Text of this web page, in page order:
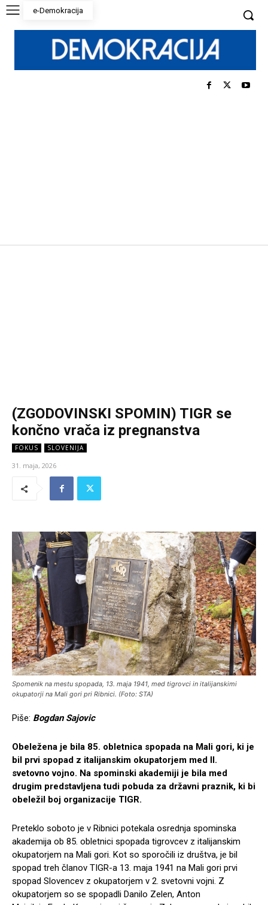
e-Demokracija
(ZGODOVINSKI SPOMIN) TIGR se
končno vrača iz pregnanstva
FOKUS SLOVENIJA
31. maja, 2026
Spomenik na mestu spopada, 13. maja 1941, med tigrovci in italijanskimi
okupatorji na Mali gori pri Ribnici. (Foto: STA)
Piše: Bogdan Sajovic
Obeležena je bila 85. obletnica spopada na Mali gori, ki je
bil prvi spopad z italijanskim okupatorjem med II.
svetovno vojno. Na spominski akademiji je bila med
drugim predstavljena tudi pobuda za državni praznik, ki bi
obeležil boj organizacije TIGR.
Preteklo soboto je v Ribnici potekala osrednja spominska
akademija ob 85. obletnici spopada tigrovcev z italijanskim
okupatorjem na Mali gori. Kot so sporočili iz društva, je bil
spopad treh članov TIGR-a 13. maja 1941 na Mali gori prvi
spopad Slovencev z okupatorjem v 2. svetovni vojni. Z
okupatorjem so se spopadli Danilo Zelen, Anton